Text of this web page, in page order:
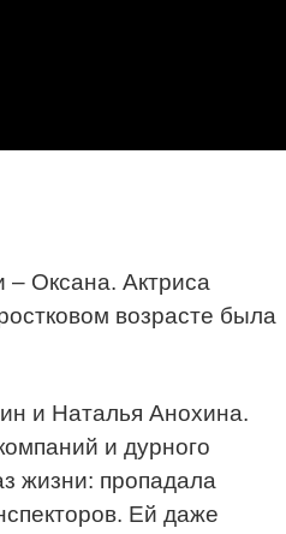
– Оксана. Актриса
возрасте была
и Наталья Анохина.
и дурного
жизни: пропадала
Ей даже